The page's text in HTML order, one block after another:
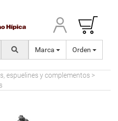
Marca Orden
espuelines y complementos >